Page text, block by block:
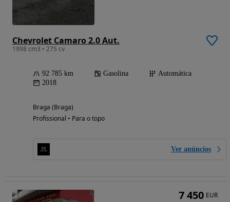
Chevrolet Camaro 2.0 Aut.
1998 cm3 • 275 cv
92 785 km Gasolina
Automática
2018
Braga (Braga)
Profissional • Para o topo
Ver anúncios
7 450 EUR